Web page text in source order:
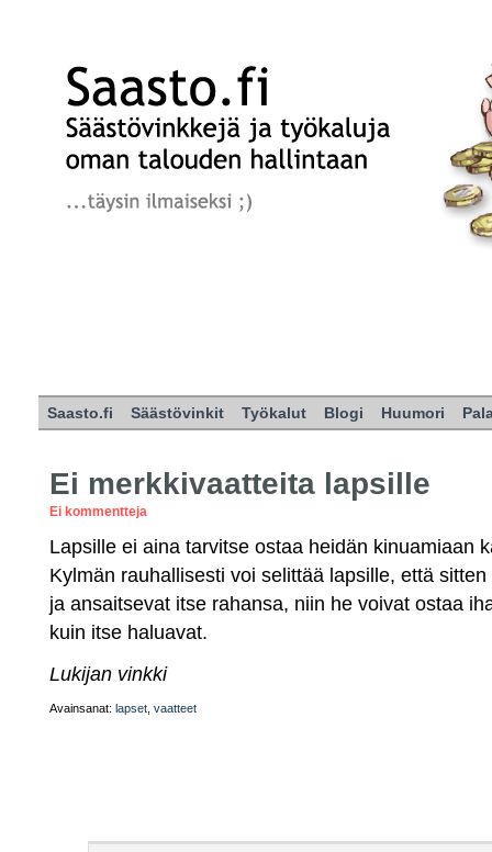
Saasto.fi Säästövinkit Työkalut Blogi Huumori
Ei merkkivaatteita lapsille
Ei kommentteja
Lapsille ei aina tarvitse ostaa heidän kinuamiaan
Kylmän rauhallisesti voi selittää lapsille, että
ja ansaitsevat itse rahansa, niin he voivat ostaa
kuin itse haluavat.
Lukijan vinkki
Avainsanat: lapset vaatteet